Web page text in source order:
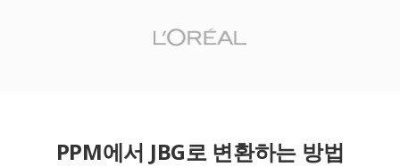
PPM에서 JBG로 변환하는 방법